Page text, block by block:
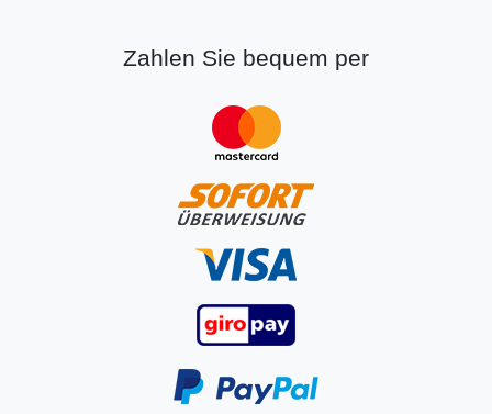
Zahlen Sie bequem per